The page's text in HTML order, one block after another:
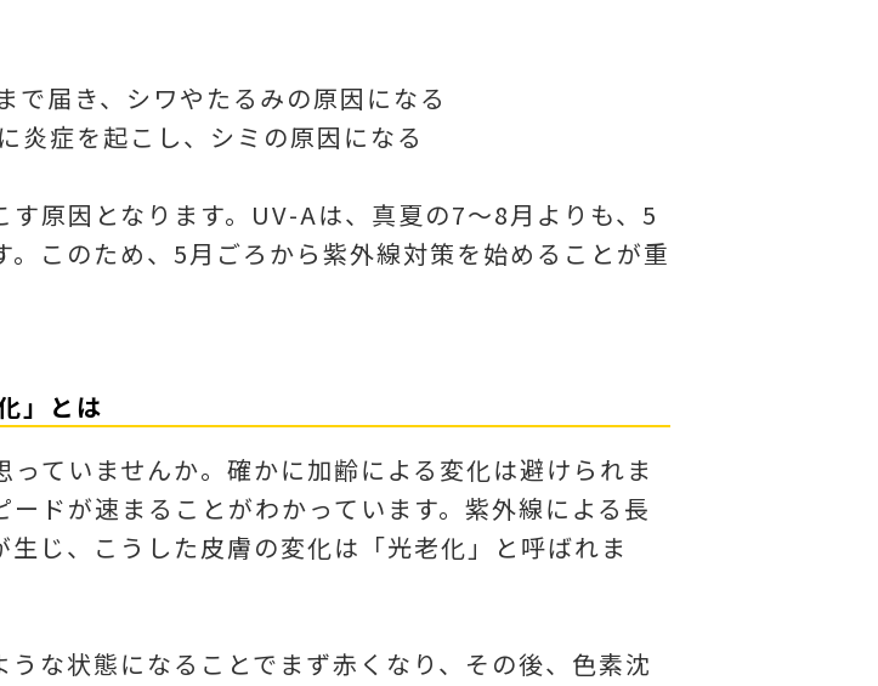
で届き、シワやたるみの原因になる
炎症を起こし、シミの原因になる
原因となります。UV-Aは、真夏の7～8月よりも、5
このため、5月ごろから紫外線対策を始めることが重
」とは
っていませんか。確かに加齢による変化は避けられま
ドが速まることがわかっています。紫外線による長
じ、こうした皮膚の変化は「光老化」と呼ばれま
な状態になることでまず赤くなり、その後、色素沈